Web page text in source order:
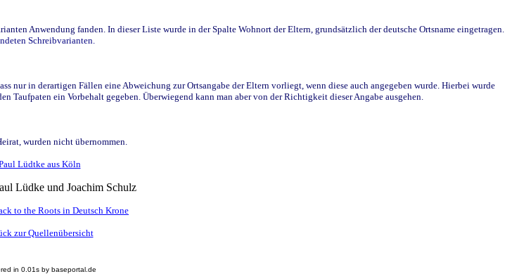
Anwendung fanden. In dieser Liste wurde in der Spalte Wohnort der Eltern, grundsätzlich der deutsche Ortsname eingetragen.
Schreibvarianten.
nur in derartigen Fällen eine Abweichung zur Ortsangabe der Eltern vorliegt, wenn diese auch angegeben wurde. Hierbei wurde
ein Vorbehalt gegeben. Überwiegend kann man aber von der Richtigkeit dieser Angabe ausgehen.
wurden nicht übernommen.
Lüdtke aus Köln
Lüdke und Joachim Schulz
to the Roots in Deutsch Krone
zur Quellenübersicht
in 0.01s by baseportal.de